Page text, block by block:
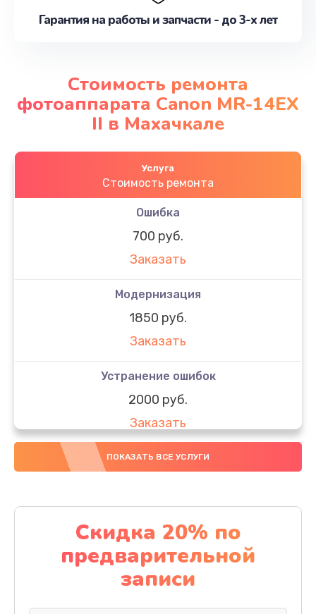
Гарантия на работы и запчасти - до 3-х лет
Стоимость ремонта
фотоаппарата Canon MR-14EX
II в Махачкале
Услуга
Стоимость ремонта
Ошибка
700 руб.
Заказать
Модернизация
1850 руб.
Заказать
Устранение ошибок
2000 руб.
Заказать
Ремонт после залития
Заказать
Ремонт электроплаты
1320 руб.
Заказать
ПОКАЗАТЬ ВСЕ УСЛУГИ
Скидка 20% по
предварительной
записи